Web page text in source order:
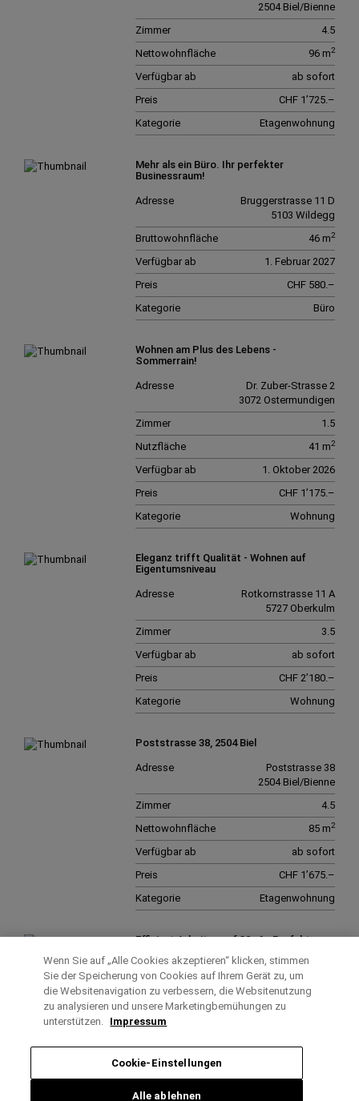
2504 Biel/Bienne
4.5
Zimmer
96 m2
Nettowohnfläche
ab sofort
Verfügbar ab
CHF 1’725.–
Preis
Etagenwohnung
Kategorie
Mehr als ein Büro. Ihr perfekter
Businessraum!
Bruggerstrasse 11 D
5103 Wildegg
Adresse
46 m2
Bruttowohnfläche
1. Februar 2027
Verfügbar ab
CHF 580.–
Preis
Büro
Kategorie
Wohnen am Plus des Lebens -
Sommerrain!
Dr. Zuber-Strasse 2
3072 Ostermundigen
Adresse
1.5
Zimmer
41 m2
Nutzfläche
1. Oktober 2026
Verfügbar ab
CHF 1’175.–
Preis
Wohnung
Kategorie
Eleganz trifft Qualität - Wohnen auf
Eigentumsniveau
Rotkornstrasse 11 A
5727 Oberkulm
Adresse
3.5
Zimmer
ab sofort
Verfügbar ab
CHF 2’180.–
Preis
Wohnung
Kategorie
Poststrasse 38, 2504 Biel
Poststrasse 38
2504 Biel/Bienne
Adresse
4.5
Zimmer
85 m2
Nettowohnfläche
ab sofort
Verfügbar ab
CHF 1’675.–
Preis
Etagenwohnung
Kategorie
Effizient Arbeiten auf 30m² - Perfektes
Bruggerstrasse 11 A
5103 Wildegg
Adresse
Zimmer
Verfügbar ab
CHF 510.–
Wenn Sie auf „Alle Cookies akzeptieren“ klicken, stimmen
Sie der Speicherung von Cookies auf Ihrem Gerät zu, um
die Websitenavigation zu verbessern, die Websitenutzung
zu analysieren und unsere Marketingbemühungen zu
unterstützen. Impressum
Cookie-Einstellungen
Alle ablehnen